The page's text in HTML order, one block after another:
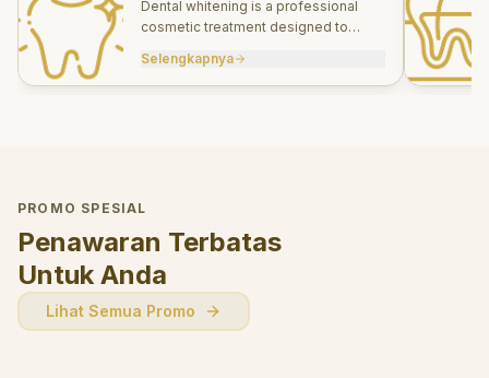
Dental whitening is a professional
cosmetic treatment designed to
effectively.
Selengkapnya
PROMO SPESIAL
Penawaran Terbatas
Untuk Anda
Lihat Semua Promo